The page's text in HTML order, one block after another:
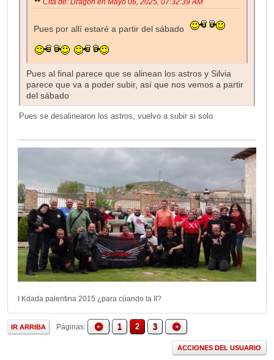
Cita de: Dragón en Mayo 06, 2025, 07:32:39 AM
Pues por allí estaré a partir del sábado
Pues al final parece que se alinean los astros y Silvia
parece que va a poder subir, así que nos vemos a partir
del sábado
Pues se desalinearon los astros, vuelvo a subir si solo
I Kdada palentina 2015 ¿para cúando la II?
IR ARRIBA Páginas 1 2 3
ACCIONES DEL USUARIO